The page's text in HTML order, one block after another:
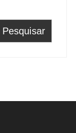
Pesquisar